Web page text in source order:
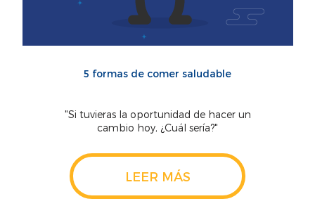
5 formas de comer saludable
"Si tuvieras la oportunidad de hacer un
cambio hoy, ¿Cuál sería?"
LEER MÁS